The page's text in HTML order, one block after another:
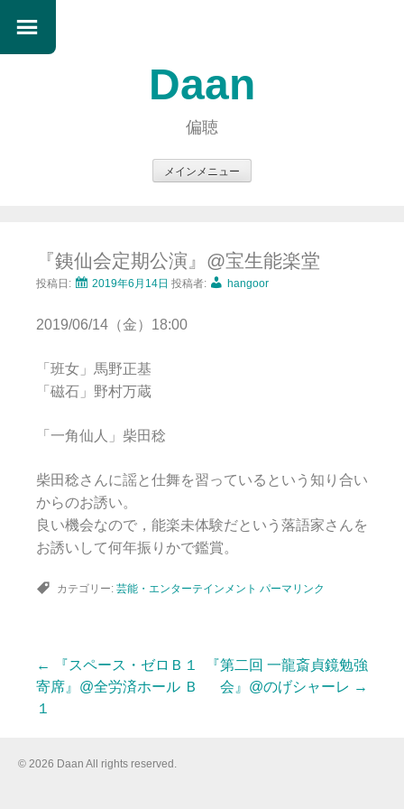
Daan
偏聴
メインメニュー
ン
ツ
ス
ッ
プ
『銕仙会定期公演』@宝生能楽堂
投稿日: 2019年6月14日 投稿者: hangoor
2019/06/14（金）18:00
「班女」馬野正基
「磁石」野村万蔵
「一角仙人」柴田稔
柴田稔さんに謡と仕舞を習っているという知り合い
からのお誘い。
良い機会なので，能楽未体験だという落語家さんを
お誘いして何年振りかで鑑賞。
カテゴリー: 芸能・エンターテインメント パーマリンク
投
稿
←
『スペース・ゼロＢ１
寄席』@全労済ホール Ｂ
１
『第二回 一龍斎貞鏡勉強
会』@のげシャーレ →
© 2026 Daan All rights reserved.